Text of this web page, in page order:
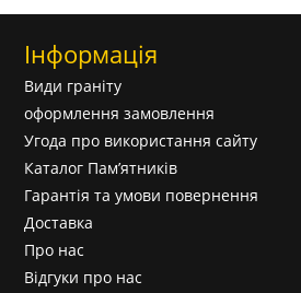
Інформація
Види граніту
оформлення замовлення
Угода про використання сайту
Каталог Пам’ятників
Гарантія та умови повернення
Доставка
Про нас
Відгуки про нас